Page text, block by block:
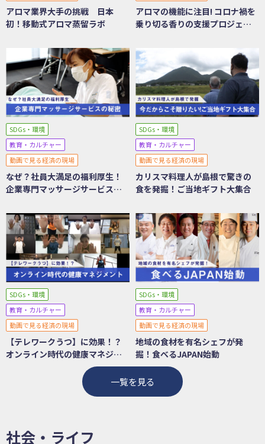
アロマ業界大手の挑戦 日本
初！移動式アロマ蒸留ラボ
アロマの機能に注目! コロナ禍を
乗り切る香りの支援プロジェク
SDGs・環境
教育・カルチャー
動画で見る経済の現場
なぜ？社員大満足の福利厚生！
企業専門マッサージサービスの
SDGs・環境
教育・カルチャー
動画で見る経済の現場
カリスマ料理人が島根で驚きの
食を発掘！ご当地ギフト大集合
SDGs・環境
教育・カルチャー
動画で見る経済の現場
【テレワークうつ】に効果！？
オンライン時代の健康マネジメ
SDGs・環境
教育・カルチャー
動画で見る経済の現場
地域の食材を有名シェフが発
掘！食べるJAPAN始動
一覧を見る
社会・ライフ